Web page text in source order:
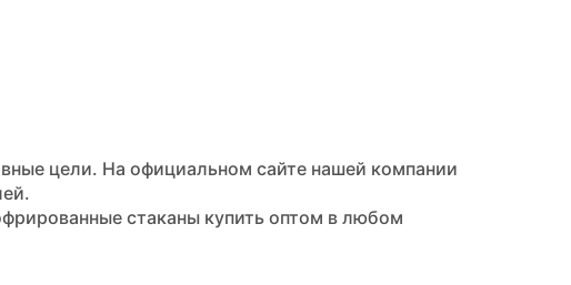
цели. На официальном сайте нашей компании
стаканы купить оптом в любом